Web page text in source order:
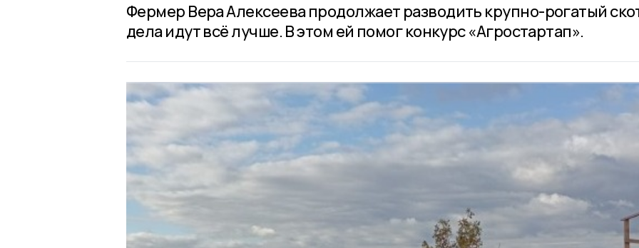
Фермер Вера Алексеева продолжает разводить крупно-рогатый
дела идут всё лучше. В этом ей помог конкурс «Агростартап».